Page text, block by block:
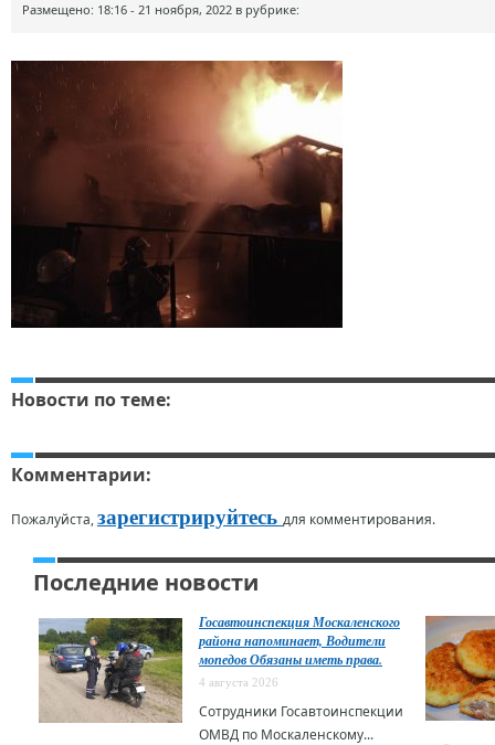
Размещено: 18:16 - 21 ноября, 2022 в рубрике:
Новости по теме:
Комментарии:
Пожалуйста,зарегистрируйтесь для комментирования.
Последние новости
Госавтоинспекция Москаленского
района напоминает, Водители
мопедов Обязаны иметь права.
4 августа 2026
Сотрудники Госавтоинспекции
ОМВД по Москаленскому...